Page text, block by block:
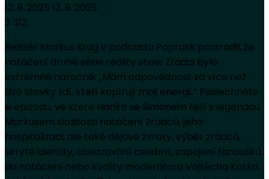
12. 9. 2025 13. 9. 2025
3 312
Režisér Markus Krug v podcastu Poprask prozradil, že
natáčení druhé série reality show Zrádci bylo
extrémně náročné: „Mám odpovědnost za více než
dvě stovky lidí, kteří kopírují moji energii.“ Poslechněte
si epizodu, ve které Hanka se Šimonem řeší s legendou
Markusem složitosti natáčení Zrádců, jeho
hospitalizaci, ale také dějové zvraty, výběr zrádců,
skryté identity, obsazování celebrit, zapojení fanoušků
do natáčení nebo kvality moderátora Vojtěcha Kotka.